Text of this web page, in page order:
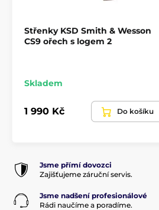
Příslušenství
Střenky KSD Smith & Wesson
CS9 ořech s logem 2
Skladem
1 990 Kč Do košíku
Jsme přímí dovozci
Zajišťujeme záruční servis.
Jsme nadšení profesionálové
Rádi naučíme a poradíme.